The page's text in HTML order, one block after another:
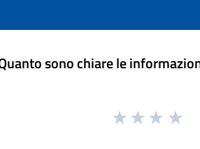
sono chiare le